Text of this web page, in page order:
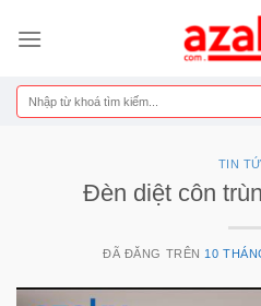
đến
dung
Tìm
kiếm:
TIN
Đèn diệt côn
ĐÃ ĐĂNG TRÊN 10